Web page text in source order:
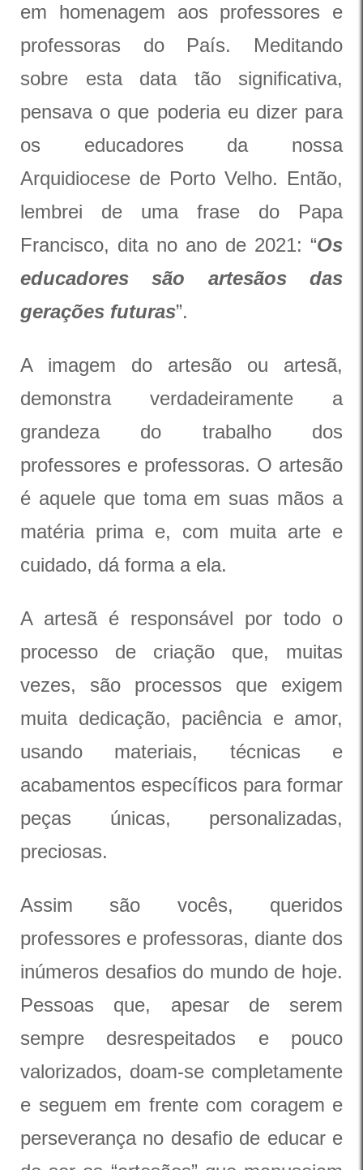
em homenagem aos professores e
professoras do País. Meditando
sobre esta data tão significativa,
pensava o que poderia eu dizer para
os educadores da nossa
Arquidiocese de Porto Velho. Então,
lembrei de uma frase do Papa
Francisco, dita no ano de 2021: “Os
educadores são artesãos das
gerações futuras”.
A imagem do artesão ou artesã,
demonstra verdadeiramente a
grandeza do trabalho dos
professores e professoras. O artesão
é aquele que toma em suas mãos a
matéria prima e, com muita arte e
cuidado, dá forma a ela.
A artesã é responsável por todo o
processo de criação que, muitas
vezes, são processos que exigem
muita dedicação, paciência e amor,
usando materiais, técnicas e
acabamentos específicos para formar
peças únicas, personalizadas,
preciosas.
Assim são vocês, queridos
professores e professoras, diante dos
inúmeros desafios do mundo de hoje.
Pessoas que, apesar de serem
sempre desrespeitados e pouco
valorizados, doam-se completamente
e seguem em frente com coragem e
perseverança no desafio de educar e